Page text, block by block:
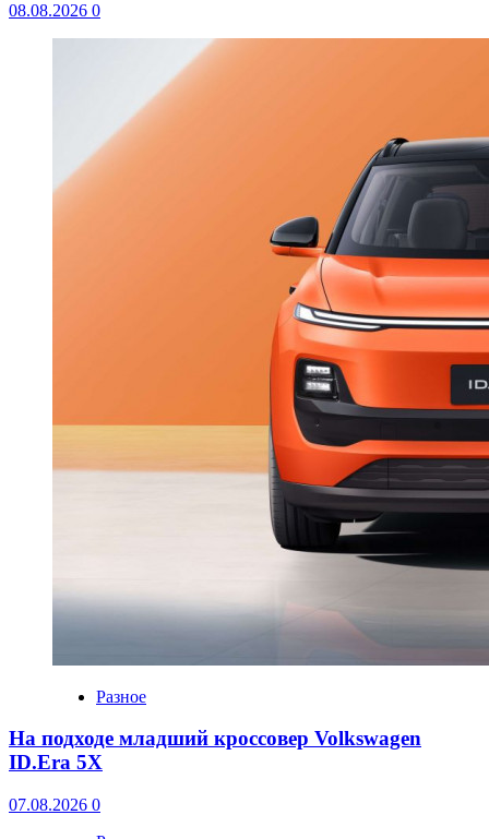
08.08.2026 0
Разное
На подходе младший кроссовер Volkswagen
ID.Era 5X
07.08.2026 0